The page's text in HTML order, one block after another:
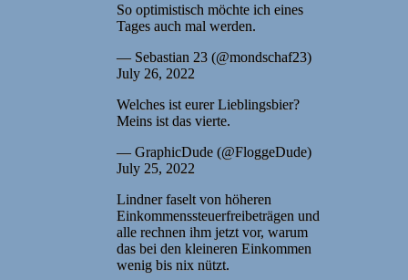
So optimistisch möchte ich eines
Tages auch mal werden.
— Sebastian 23 (@mondschaf23)
July 26, 2022
Welches ist eurer Lieblingsbier?
Meins ist das vierte.
— GraphicDude (@FloggeDude)
July 25, 2022
Lindner faselt von höheren
Einkommenssteuerfreibeträgen und
alle rechnen ihm jetzt vor, warum
das bei den kleineren Einkommen
wenig bis nix nützt.